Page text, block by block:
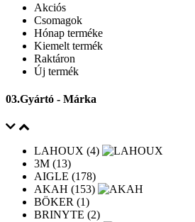
Akciós
Csomagok
Hónap terméke
Kiemelt termék
Raktáron
Új termék
03.Gyártó - Márka
LAHOUX (4)
3M (13)
AIGLE (178)
AKAH (153)
BÖKER (1)
BRINYTE (2)